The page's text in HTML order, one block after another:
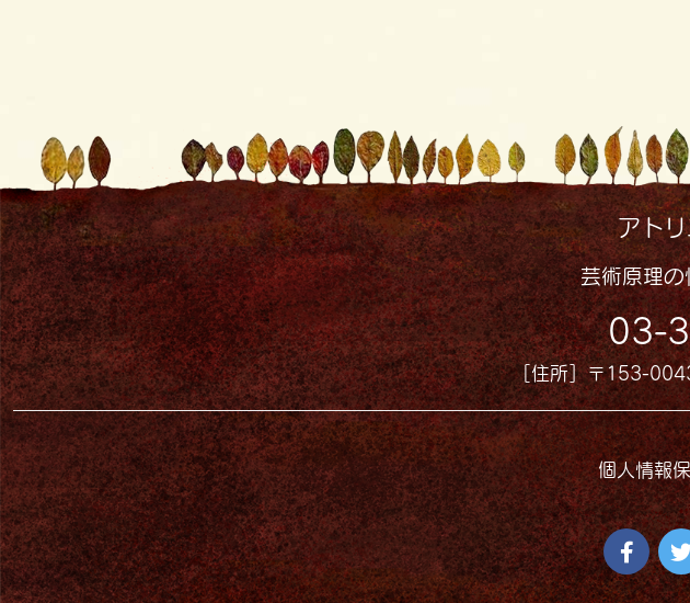
アト
芸術原理
03-
［住所］〒153-
個人情報